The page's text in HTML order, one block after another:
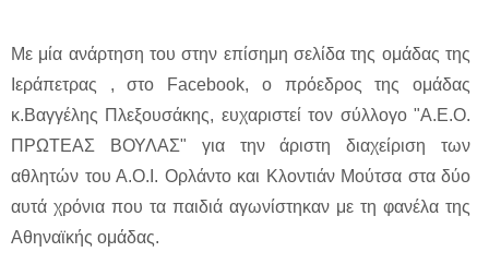
Με μία ανάρτηση του στην επίσημη σελίδα της ομάδας της
Ιεράπετρας , στο Facebook, ο πρόεδρος της ομάδας
κ.Βαγγέλης Πλεξουσάκης, ευχαριστεί τον σύλλογο "Α.Ε.Ο.
ΠΡΩΤΕΑΣ ΒΟΥΛΑΣ" για την άριστη διαχείριση των
αθλητών του Α.Ο.Ι. Ορλάντο και Κλοντιάν Μούτσα στα δύο
αυτά χρόνια που τα παιδιά αγωνίστηκαν με τη φανέλα της
Αθηναϊκής ομάδας.